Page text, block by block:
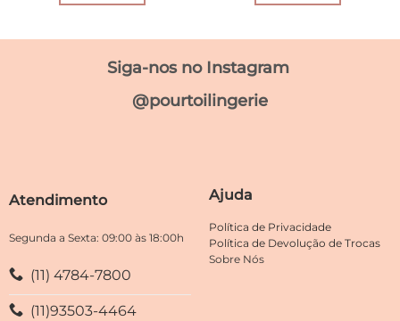
várias
na
do
do
Siga-nos no Instagram
@pourtoilingerie
Atendimento
Segunda a Sexta: 09:00 às 18:00h
(11) 4784-7800
(11)93503-4464
Ajuda
Política de Privacidade
Política de Devolução de Trocas
Sobre Nós